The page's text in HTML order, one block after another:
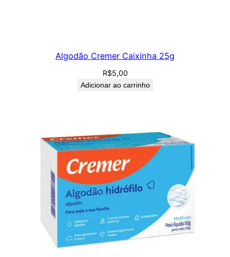
Algodão Cremer Caixinha 25g
R$5,00
Adicionar ao carrinho